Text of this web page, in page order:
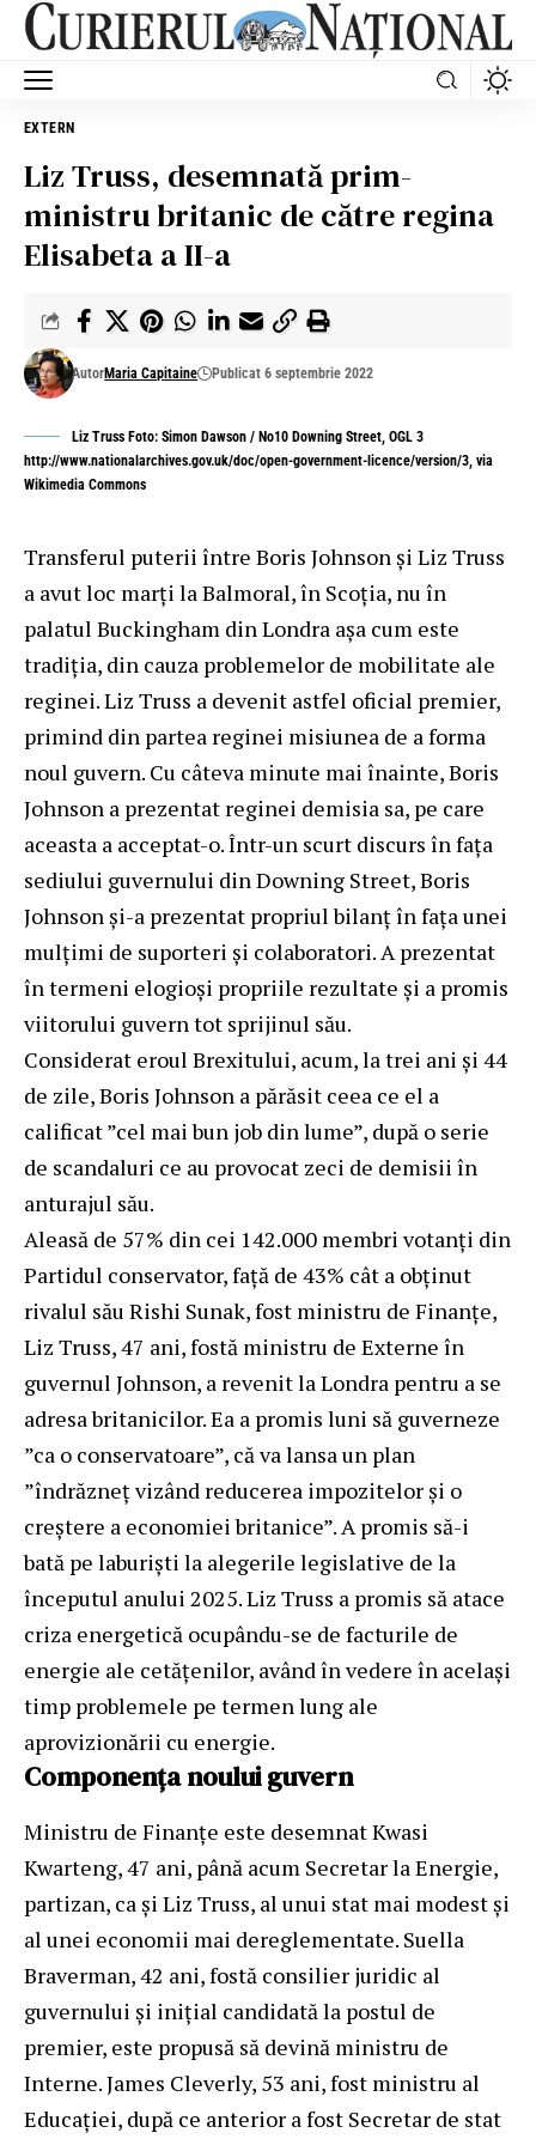
EXTERN
Liz Truss, desemnată prim-
ministru britanic de către regina
Elisabeta a II-a
AutorMaria Capitaine Publicat 6 septembrie 2022
Liz Truss Foto: Simon Dawson / No10 Downing Street, OGL 3
http://www.nationalarchives.gov.uk/doc/open-government-licence/version/3, via
Wikimedia Commons
Transferul puterii între Boris Johnson și Liz Truss
a avut loc marți la Balmoral, în Scoția, nu în
palatul Buckingham din Londra așa cum este
tradiția, din cauza problemelor de mobilitate ale
reginei. Liz Truss a devenit astfel oficial premier,
primind din partea reginei misiunea de a forma
noul guvern. Cu câteva minute mai înainte, Boris
Johnson a prezentat reginei demisia sa, pe care
aceasta a acceptat-o. Într-un scurt discurs în fața
sediului guvernului din Downing Street, Boris
Johnson și-a prezentat propriul bilanț în fața unei
mulțimi de suporteri și colaboratori. A prezentat
în termeni elogioși propriile rezultate și a promis
viitorului guvern tot sprijinul său.
Considerat eroul Brexitului, acum, la trei ani și 44
de zile, Boris Johnson a părăsit ceea ce el a
calificat ”cel mai bun job din lume”, după o serie
de scandaluri ce au provocat zeci de demisii în
anturajul său.
Aleasă de 57% din cei 142.000 membri votanți din
Partidul conservator, față de 43% cât a obținut
rivalul său Rishi Sunak, fost ministru de Finanțe,
Liz Truss, 47 ani, fostă ministru de Externe în
guvernul Johnson, a revenit la Londra pentru a se
adresa britanicilor. Ea a promis luni să guverneze
”ca o conservatoare”, că va lansa un plan
”îndrăzneț vizând reducerea impozitelor și o
creștere a economiei britanice”. A promis să-i
bată pe laburiști la alegerile legislative de la
începutul anului 2025. Liz Truss a promis să atace
criza energetică ocupându-se de facturile de
energie ale cetățenilor, având în vedere în același
timp problemele pe termen lung ale
aprovizionării cu energie.
Componența noului guvern
Ministru de Finanțe este desemnat Kwasi
Kwarteng, 47 ani, până acum Secretar la Energie,
partizan, ca și Liz Truss, al unui stat mai modest și
al unei economii mai dereglementate. Suella
Braverman, 42 ani, fostă consilier juridic al
guvernului și inițial candidată la postul de
premier, este propusă să devină ministru de
Interne. James Cleverly, 53 ani, fost ministru al
Educației, după ce anterior a fost Secretar de stat